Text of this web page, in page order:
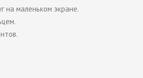
на маленьком экране.